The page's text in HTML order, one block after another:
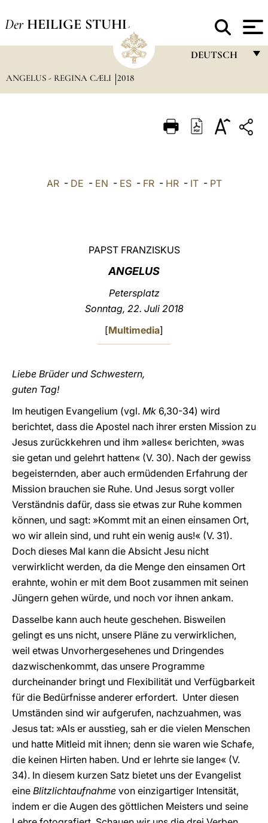
Der HEILIGE STUHL
DEUTSCH
ITALIANO
ANGELUS - REGINA CÆLI 2018
AR- DE - EN - ES- FR- HR- IT- PT
PAPST FRANZISKUS
ANGELUS
Petersplatz
Sonntag, 22. Juli 2018
[Multimedia]
Liebe Brüder und Schwestern,
guten Tag!
Im heutigen Evangelium (vgl. Mk 6,30-34) wird
berichtet, dass die Apostel nach ihrer ersten Mission zu
Jesus zurückkehren und ihm »alles« berichten, »was
sie getan und gelehrt hatten« (V. 30). Nach der gewiss
begeisternden, aber auch ermüdenden Erfahrung der
Mission brauchen sie Ruhe. Und Jesus sorgt voller
Verständnis dafür, dass sie etwas zur Ruhe kommen
können, und sagt: »Kommt mit an einen einsamen Ort,
wo wir allein sind, und ruht ein wenig aus!« (V. 31).
Doch dieses Mal kann die Absicht Jesu nicht
verwirklicht werden, da die Menge den einsamen Ort
erahnte, wohin er mit dem Boot zusammen mit seinen
Jüngern gehen würde, und noch vor ihnen ankam.
Dasselbe kann auch heute geschehen. Bisweilen
gelingt es uns nicht, unsere Pläne zu verwirklichen,
weil etwas Unvorhergesehenes und Dringendes
dazwischenkommt, das unsere Programme
durcheinander bringt und Flexibilität und Verfügbarkeit
für die Bedürfnisse anderer erfordert. Unter diesen
Umständen sind wir aufgerufen, nachzuahmen, was
Jesus tat: »Als er ausstieg, sah er die vielen Menschen
und hatte Mitleid mit ihnen; denn sie waren wie Schafe,
die keinen Hirten haben. Und er lehrte sie lange« (V.
34). In diesem kurzen Satz bietet uns der Evangelist
eine Blitzlichtaufnahme von einzigartiger Intensität,
indem er die Augen des göttlichen Meisters und seine